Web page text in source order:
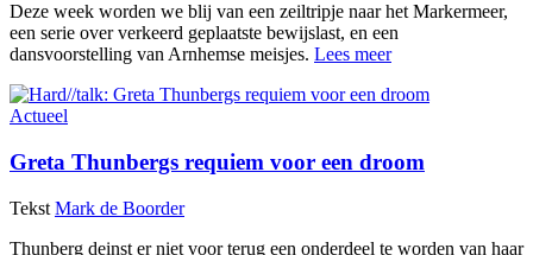
Deze week worden we blij van een zeiltripje naar het Markermeer,
een serie over verkeerd geplaatste bewijslast, en een
dansvoorstelling van Arnhemse meisjes. Lees meer
Actueel
Greta Thunbergs requiem voor een droom
Tekst Mark de Boorder
Thunberg deinst er niet voor terug een onderdeel te worden van haar